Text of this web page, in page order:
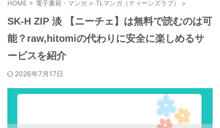
HOME > 電子書籍・マンガ > TLマンガ（ティーンズラブ） >
SK-H ZIP 淡 【ニーチェ】は無料で読むのは可
能？raw,hitomiの代わりに安全に楽しめるサ
ービスを紹介
2026年7月17日